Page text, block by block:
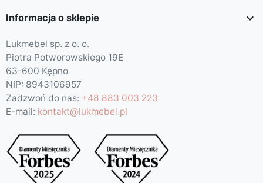
Informacja o sklepie 
Lukmebel sp. z o. o.
Piotra Potworowskiego 19E
63-600 Kępno
NIP: 8943106957
Zadzwoń do nas: +48 883 003 223
E-mail: kontakt@lukmebel.pl